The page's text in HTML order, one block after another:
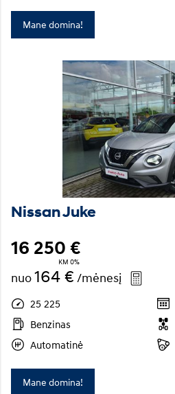
Mane domina!
Nissan Juke
16 250 €
KM 0%
nuo164 € /mėnesį
25 225
Benzinas
Automatinė
Mane domina!